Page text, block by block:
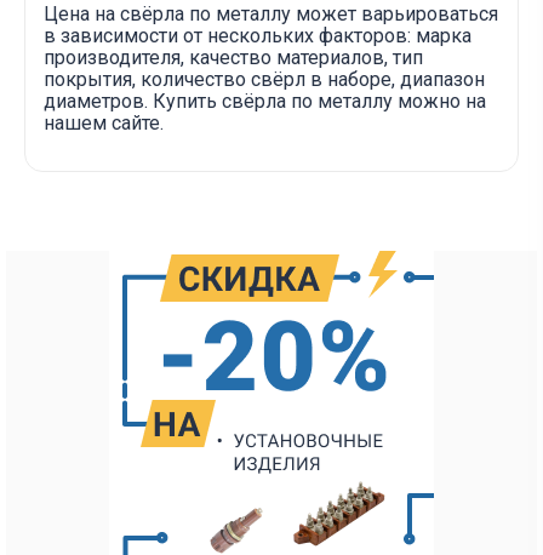
Цена на свёрла по металлу может варьироваться
в зависимости от нескольких факторов: марка
производителя, качество материалов, тип
покрытия, количество свёрл в наборе, диапазон
диаметров. Купить свёрла по металлу можно на
нашем сайте.